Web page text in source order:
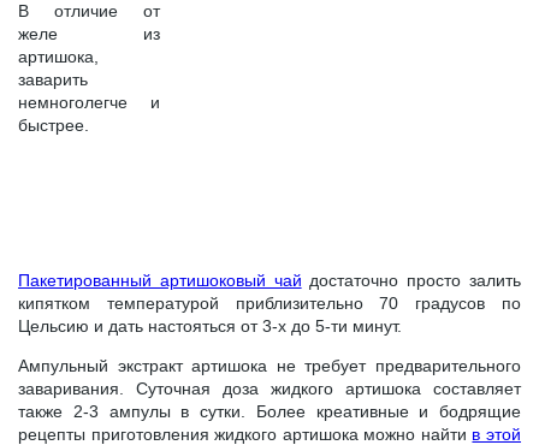
В отличие от
желе из
артишока,
заварить
немноголегче и
быстрее.
Пакетированный артишоковый чай достаточно просто залить
кипятком температурой приблизительно 70 градусов по
Цельсию и дать настояться от 3-х до 5-ти минут.
Ампульный экстракт артишока не требует предварительного
заваривания. Суточная доза жидкого артишока составляет
также 2-3 ампулы в сутки. Более креативные и бодрящие
рецепты приготовления жидкого артишока можно найти в этой